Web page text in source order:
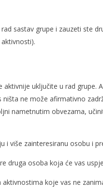
sastav grupe i zauzeti ste
aktivnije uključite u rad grupe.
ne može afirmativno
nametnutim obvezama,
i više zainteresiranu osobu i
druga osoba koja će vas
koje vas ne